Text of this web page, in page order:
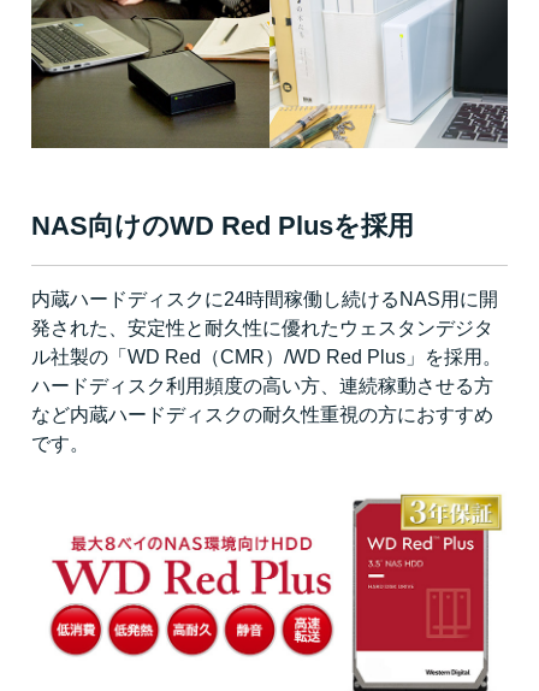
NAS向けのWD Red Plusを採用
内蔵ハードディスクに24時間稼働し続けるNAS用に開
発された、安定性と耐久性に優れたウェスタンデジタ
ル社製の「WD Red（CMR）/WD Red Plus」を採用。
ハードディスク利用頻度の高い方、連続稼動させる方
など内蔵ハードディスクの耐久性重視の方におすすめ
です。